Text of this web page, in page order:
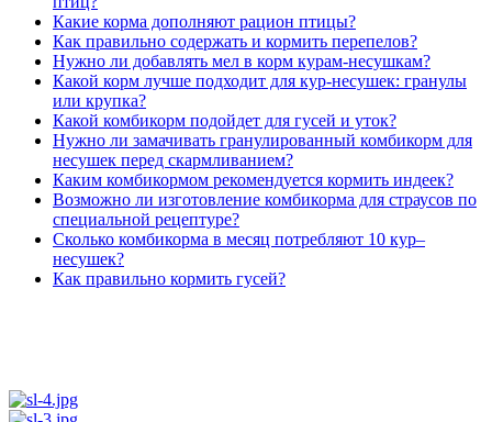
Какие корма дополняют рацион птицы?
Как правильно содержать и кормить перепелов?
Нужно ли добавлять мел в корм курам-несушкам?
Какой корм лучше подходит для кур-несушек: гранулы
или крупка?
Какой комбикорм подойдет для гусей и уток?
Нужно ли замачивать гранулированный комбикорм для
несушек перед скармливанием?
Каким комбикормом рекомендуется кормить индеек?
Возможно ли изготовление комбикорма для страусов по
специальной рецептуре?
Сколько комбикорма в месяц потребляют 10 кур–
несушек?
Как правильно кормить гусей?